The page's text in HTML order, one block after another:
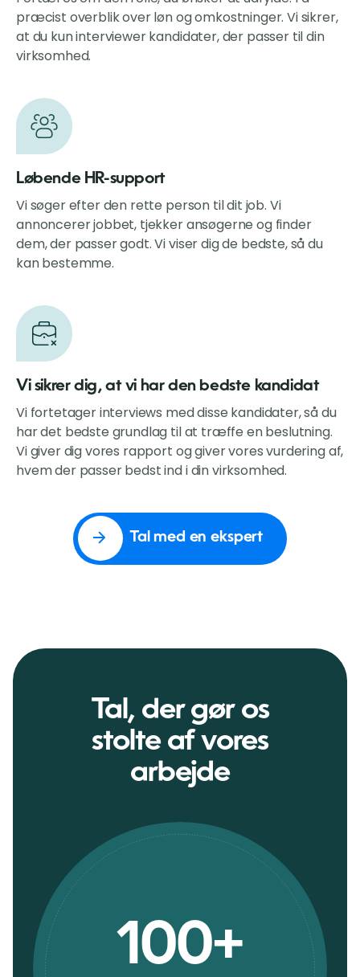
præcist overblik over løn og omkostninger. Vi sikrer,
at du kun interviewer kandidater, der passer til din
virksomhed.
Løbende HR-support
Vi søger efter den rette person til dit job. Vi
annoncerer jobbet, tjekker ansøgerne og finder
dem, der passer godt. Vi viser dig de bedste, så du
kan bestemme.
Vi sikrer dig, at vi har den bedste kandidat
Vi fortetager interviews med disse kandidater, så du
har det bedste grundlag til at træffe en beslutning.
Vi giver dig vores rapport og giver vores vurdering af,
hvem der passer bedst ind i din virksomhed.
Tal med en ekspert
Tal, der gør os
stolte af vores
arbejde
100+